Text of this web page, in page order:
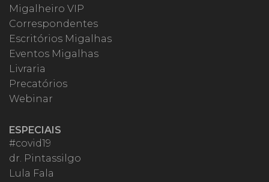
Migalheiro VIP
Correspondentes
Escritórios Migalhas
Eventos Migalhas
Livraria
Precatórios
Webinar
ESPECIAIS
#covid19
dr. Pintassilgo
Lula Fala